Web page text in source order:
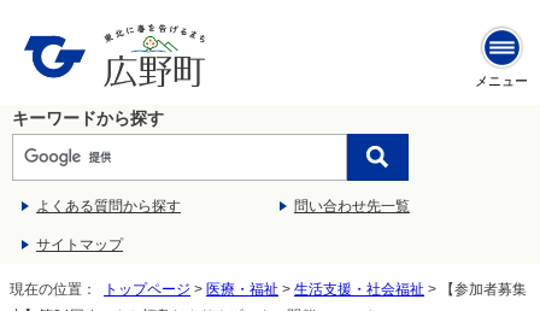
メニュー
キーワードから探す
よくある質問から探す 問い合わせ先一覧
サイトマップ
現在の位置： トップページ > 医療・福祉 > 生活支援・社会福祉 > 【参加者募集